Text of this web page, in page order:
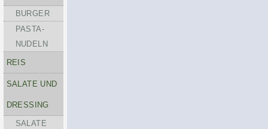
BURGER
PASTA-
NUDELN
REIS
SALATE UND
DRESSING
SALATE